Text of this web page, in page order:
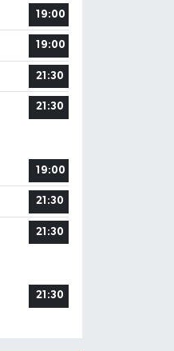
19:00
19:00
21:30
21:30
19:00
21:30
21:30
21:30